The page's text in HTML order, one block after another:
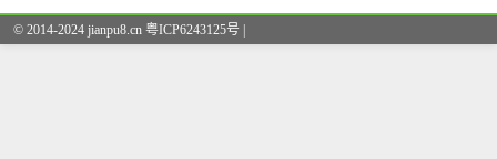
© 2014-2024 jianpu8.cn 粤ICP6243125号 |